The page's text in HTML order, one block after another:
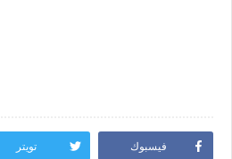
فيسبوك تويتر